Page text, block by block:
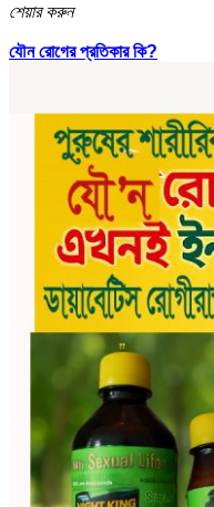
শেয়ার করুন
যৌন রোগের প্রতিকার কি?